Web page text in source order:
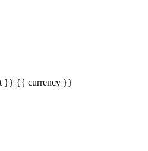
}} {{ currency }}